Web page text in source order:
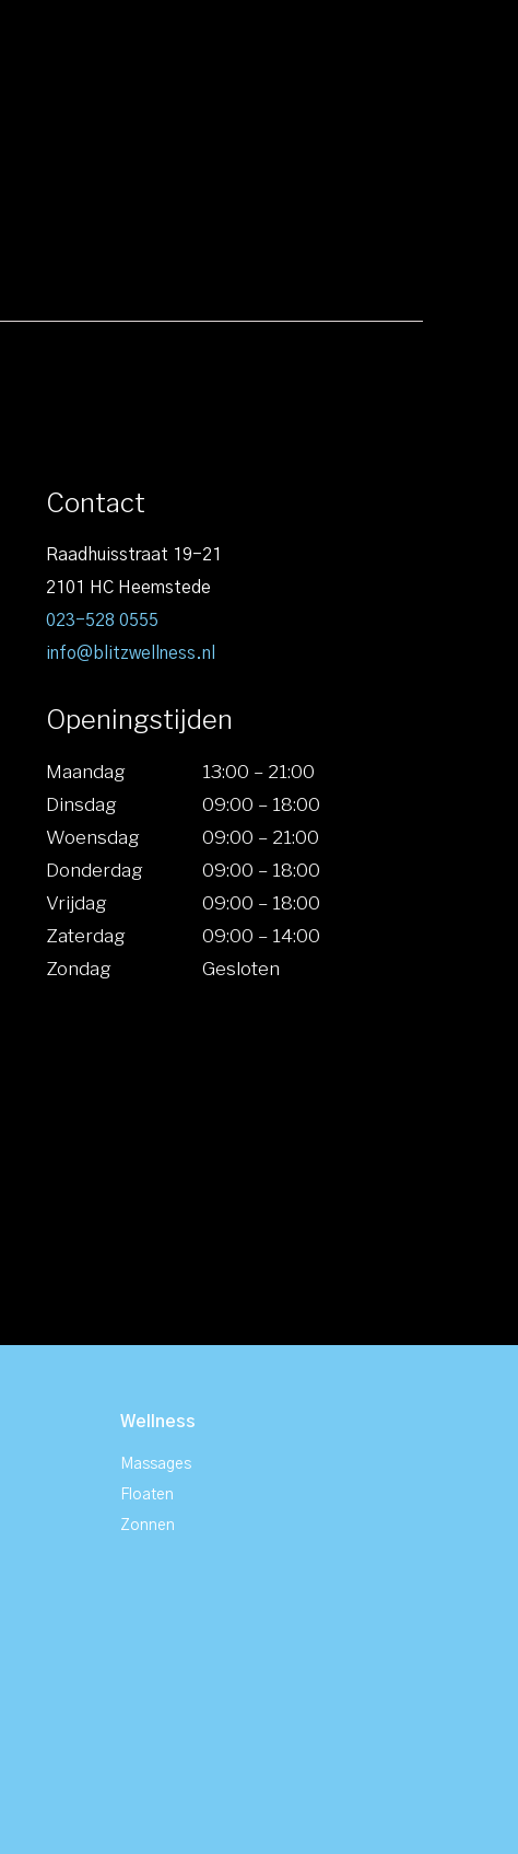
Contact
Raadhuisstraat 19-21
2101 HC Heemstede
023-528 0555
info@blitzwellness.nl
Openingstijden
Maandag
13:00 – 21:00
Dinsdag
09:00 – 18:00
Woensdag
09:00 – 21:00
Donderdag
09:00 – 18:00
Vrijdag
09:00 – 18:00
Zaterdag
09:00 – 14:00
Zondag
Gesloten
Wellness
Massages
Floaten
Zonnen